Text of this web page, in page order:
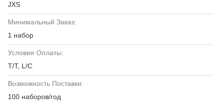
JXS
Минимальный Заказ:
1 набор
Условия Оплаты:
T/T, L/C
Возможность Поставки:
100 наборов/год